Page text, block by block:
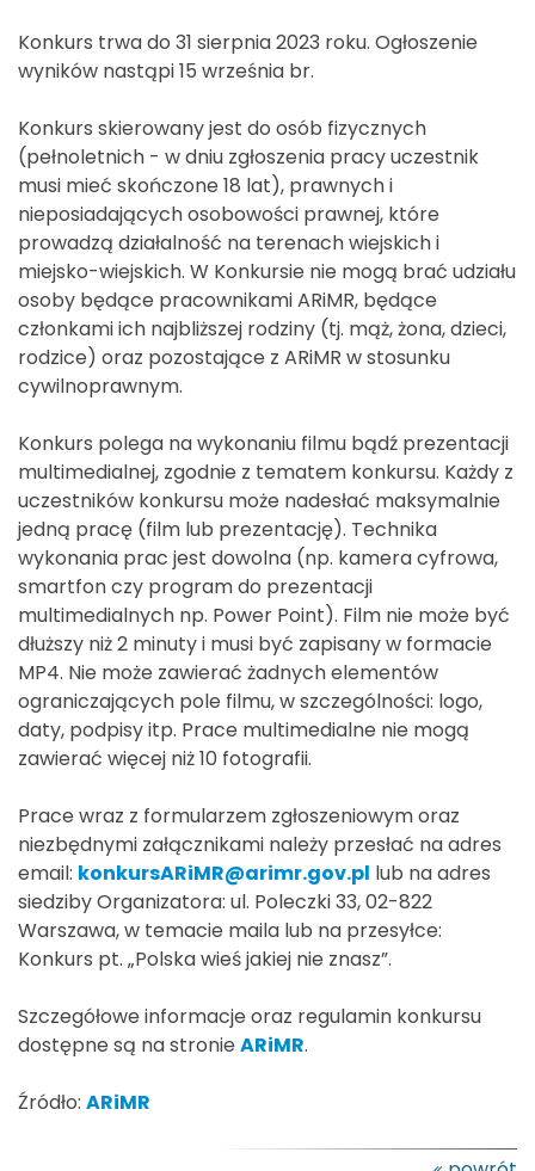
Konkurs trwa do 31 sierpnia 2023 roku. Ogłoszenie
wyników nastąpi 15 września br.
Konkurs skierowany jest do osób fizycznych
(pełnoletnich - w dniu zgłoszenia pracy uczestnik
musi mieć skończone 18 lat), prawnych i
nieposiadających osobowości prawnej, które
prowadzą działalność na terenach wiejskich i
miejsko-wiejskich. W Konkursie nie mogą brać udziału
osoby będące pracownikami ARiMR, będące
członkami ich najbliższej rodziny (tj. mąż, żona, dzieci,
rodzice) oraz pozostające z ARiMR w stosunku
cywilnoprawnym.
Konkurs polega na wykonaniu filmu bądź prezentacji
multimedialnej, zgodnie z tematem konkursu. Każdy z
uczestników konkursu może nadesłać maksymalnie
jedną pracę (film lub prezentację). Technika
wykonania prac jest dowolna (np. kamera cyfrowa,
smartfon czy program do prezentacji
multimedialnych np. Power Point). Film nie może być
dłuższy niż 2 minuty i musi być zapisany w formacie
MP4. Nie może zawierać żadnych elementów
ograniczających pole filmu, w szczególności: logo,
daty, podpisy itp. Prace multimedialne nie mogą
zawierać więcej niż 10 fotografii.
Prace wraz z formularzem zgłoszeniowym oraz
niezbędnymi załącznikami należy przesłać na adres
email: konkursARiMR@arimr.gov.pl lub na adres
siedziby Organizatora: ul. Poleczki 33, 02-822
Warszawa, w temacie maila lub na przesyłce:
Konkurs pt. „Polska wieś jakiej nie znasz”.
Szczegółowe informacje oraz regulamin konkursu
dostępne są na stronie ARiMR.
Źródło: ARiMR